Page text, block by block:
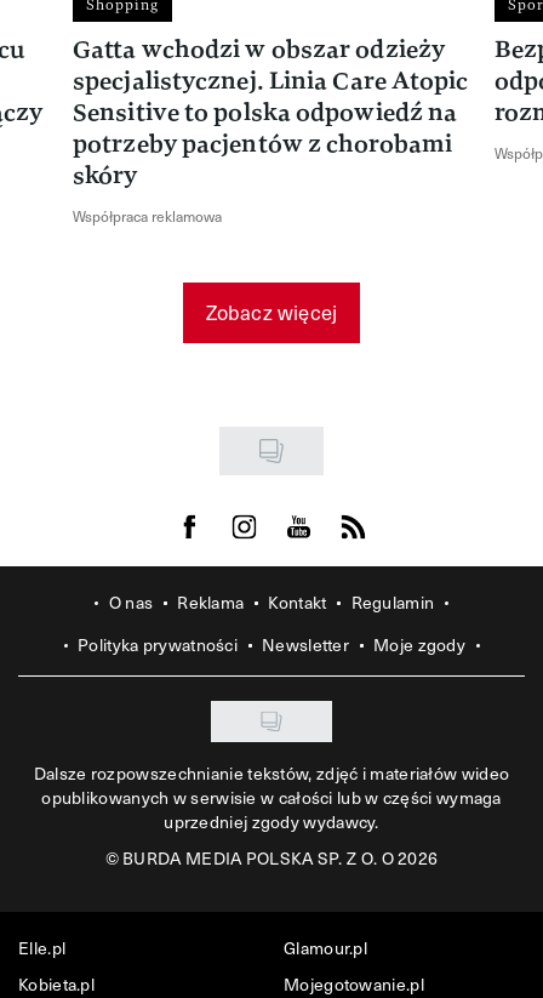
Shopping
Gatta wchodzi w obszar odzieży
specjalistycznej. Linia Care Atopic
Sensitive to polska odpowiedź na
potrzeby pacjentów z chorobami
skóry
Współpraca reklamowa
Zobacz więcej
Visit us on Facebook
Visit us on Instagram
Visit us on Youtube
Visit us on Rss
O nas Reklama Kontakt
Regulamin
Polityka prywatności
Newsletter Moje zgody
Dalsze rozpowszechnianie tekstów, zdjęć i materiałów wideo
opublikowanych w serwisie w całości lub w części wymaga
uprzedniej zgody wydawcy.
©BURDA MEDIA POLSKA SP. Z O. O 2026
Elle.pl
Glamour.pl
Kobieta.pl
Mojegotowanie.pl